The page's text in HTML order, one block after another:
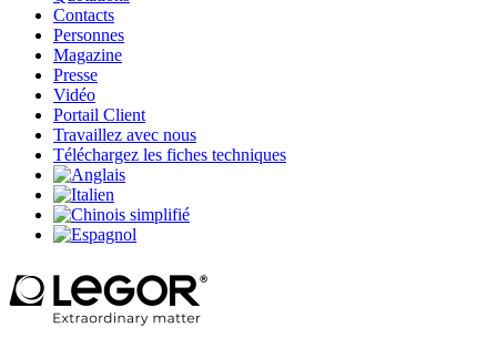
Contacts
Personnes
Magazine
Presse
Vidéo
Portail Client
Travaillez avec nous
Téléchargez les fiches techniques